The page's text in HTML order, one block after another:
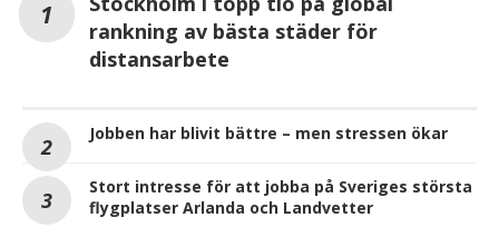
rankning av bästa städer för
distansarbete
Jobben har blivit bättre – men stressen ökar
Stort intresse för att jobba på Sveriges största
flygplatser Arlanda och Landvetter